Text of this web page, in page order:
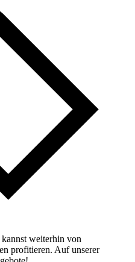
weiterhin von
profitieren. Auf unserer